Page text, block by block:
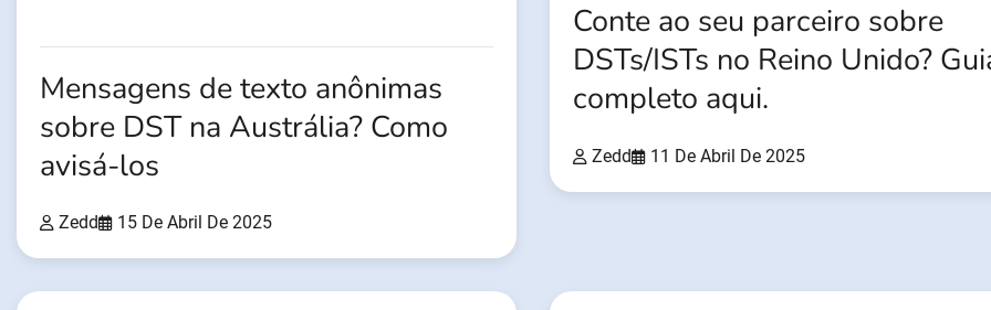
Mensagens de texto anônimas
sobre DST na Austrália? Como
avisá-los
Zedd 15 De Abril De 2025
Conte ao seu parceiro sobre
DSTs/ISTs no Reino Unido?
completo aqui.
Zedd 11 De Abril De 2025